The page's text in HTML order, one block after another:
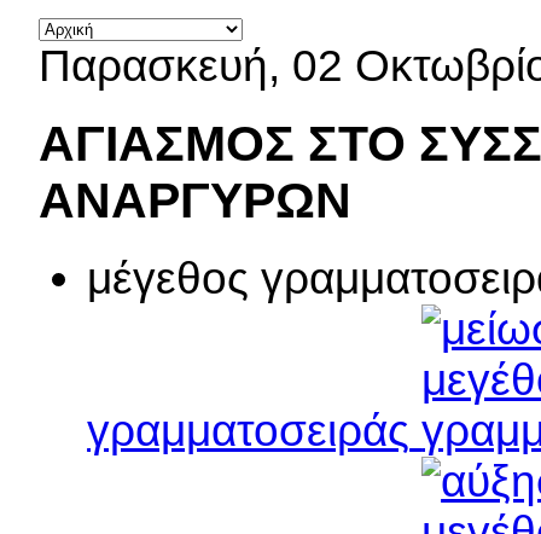
Παρασκευή, 02
ΑΓΙΑΣΜΟΣ ΣΤΟ
ΑΝΑΡΓΥΡΩΝ
μέγεθος
γραμματοσειράς